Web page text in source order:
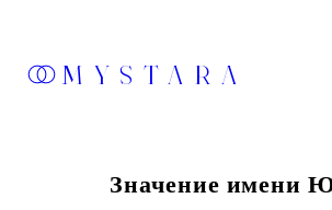
MYSTARA
Значение имени